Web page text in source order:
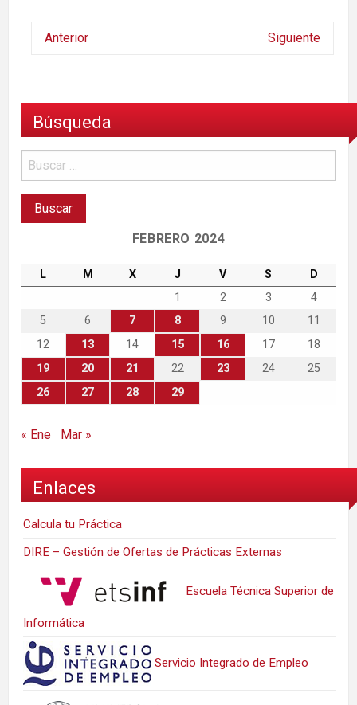
Anterior Siguiente
Búsqueda
FEBRERO 2024
L M X J V S
D
1
2 3
4
5
6 7 8 9 10
11
12
13 14 15 16 17
18
19
20 21 22 23 24
25
26
27 28 29
« Ene Mar »
Enlaces
Calcula tu Práctica
DIRE – Gestión de Ofertas de Prácticas Externas
Escuela Técnica Superior de
Informática
Servicio Integrado de Empleo